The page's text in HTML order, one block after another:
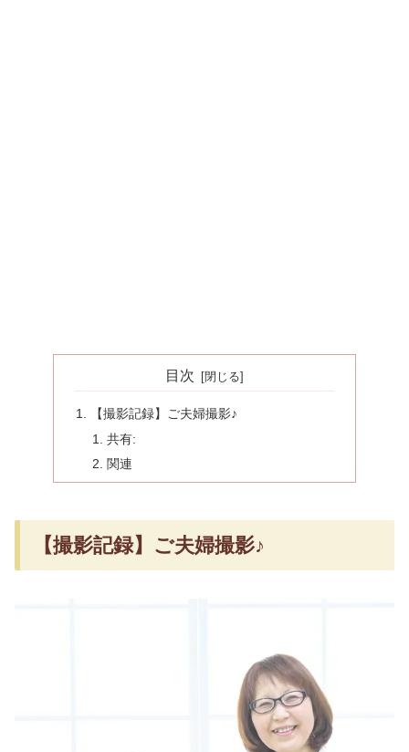
目次
【撮影記録】ご夫婦撮影♪
共有:
関連
【撮影記録】ご夫婦撮影♪